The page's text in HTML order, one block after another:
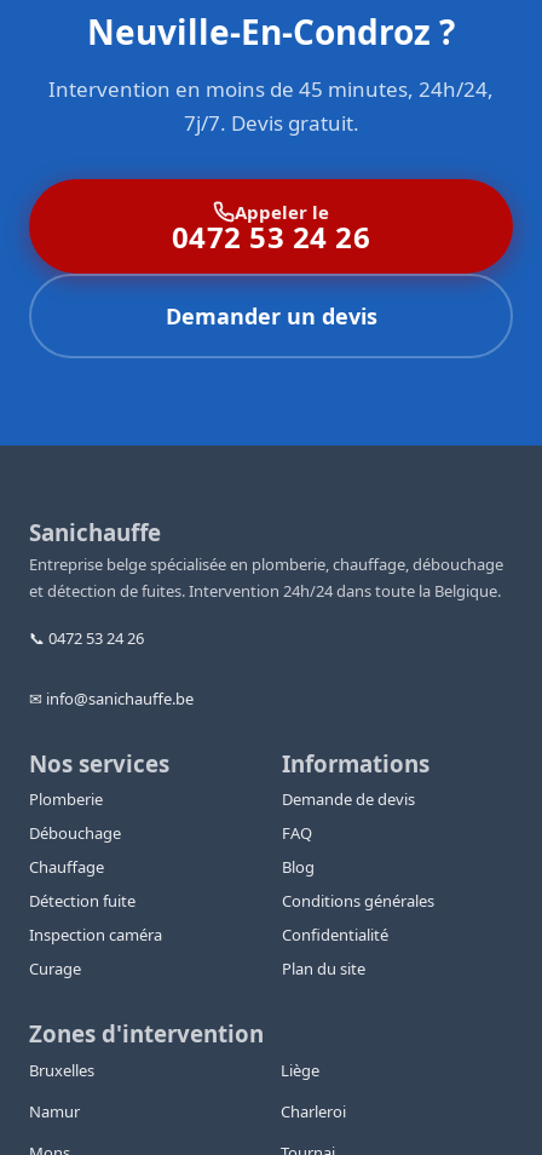
Neuville-En-Condroz ?
Intervention en moins de 45 minutes, 24h/24,
7j/7. Devis gratuit.
Appeler le
0472 53 24 26
Demander un devis
Sanichauffe
Entreprise belge spécialisée en plomberie, chauffage, débouchage
et détection de fuites. Intervention 24h/24 dans toute la Belgique.
📞 0472 53 24 26
✉ info@sanichauffe.be
Nos services
Plomberie
Débouchage
Chauffage
Détection fuite
Inspection caméra
Curage
Informations
Demande de devis
FAQ
Blog
Conditions générales
Confidentialité
Plan du site
Zones d'intervention
Bruxelles
Liège
Namur
Charleroi